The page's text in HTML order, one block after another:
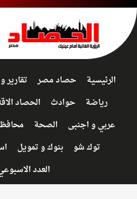
الرئيسية حصاد مصر تقارير
رياضة
حوادث الحصاد
عربي و اجنبى
الصحة
توك شو
بنوك و تمويل
العدد